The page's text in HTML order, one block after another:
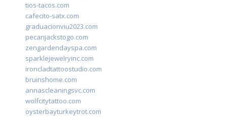
tios-tacos.com
cafecito-satx.com
graduacionviu2023.com
pecanjackstogo.com
zengardendayspa.com
sparklejewelryinc.com
ironcladtattoostudio.com
bruinshome.com
annascleaningsvc.com
wolfcitytattoo.com
oysterbayturkeytrot.com